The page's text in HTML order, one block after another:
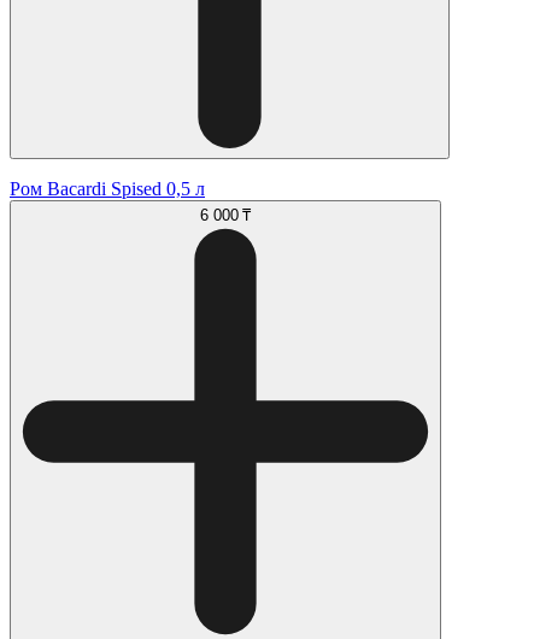
Ром Bacardi Spised 0,5 л
6 000 ₸